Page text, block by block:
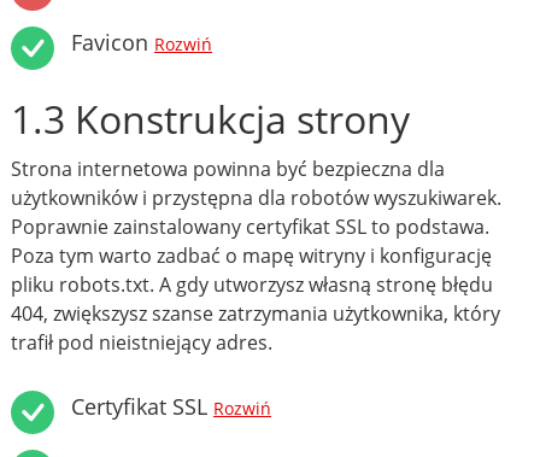
Favicon Rozwiń
1.3 Konstrukcja strony
Strona internetowa powinna być bezpieczna dla
użytkowników i przystępna dla robotów wyszukiwarek.
Poprawnie zainstalowany certyfikat SSL to podstawa.
Poza tym warto zadbać o mapę witryny i konfigurację
pliku robots.txt. A gdy utworzysz własną stronę błędu
404, zwiększysz szanse zatrzymania użytkownika, który
trafił pod nieistniejący adres.
Certyfikat SSL Rozwiń